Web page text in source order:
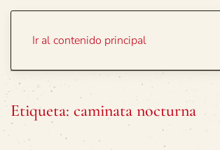
Ir al contenido principal
Etiqueta: caminata nocturna